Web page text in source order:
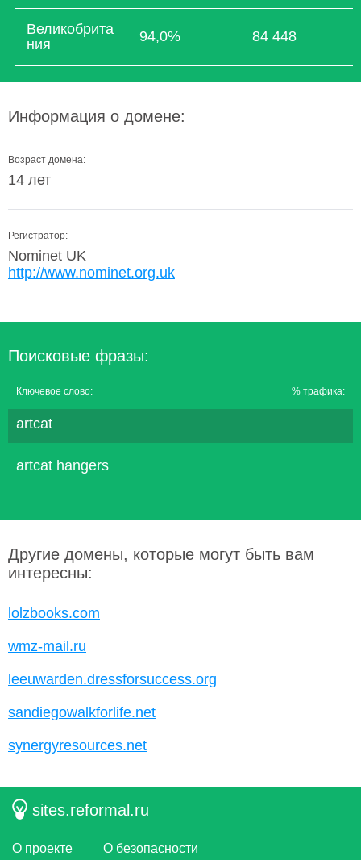
Великобрита
ния
94,0% 84 448
Информация о домене:
Возраст домена:
14 лет
Регистратор:
Nominet UK
http://www.nominet.org.uk
Поисковые фразы:
Ключевое слово: % трафика:
artcat
artcat hangers
Другие домены, которые могут быть вам
интересны:
lolzbooks.com
wmz-mail.ru
leeuwarden.dressforsuccess.org
sandiegowalkforlife.net
synergyresources.net
sites.reformal.ru
О проекте О безопасности